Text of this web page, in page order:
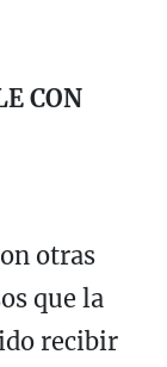
CON
otras
que la
recibir